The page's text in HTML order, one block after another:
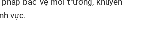
Fest
Cuộc đua offroad
vực.